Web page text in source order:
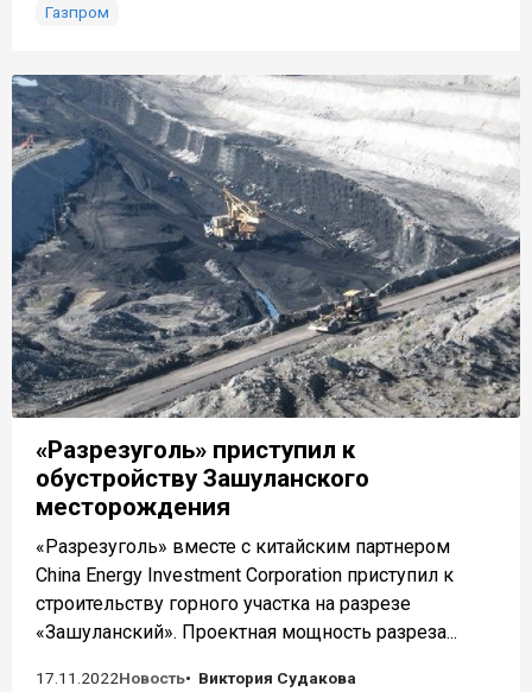
Газпром
«Разрезуголь» приступил к
обустройству Зашуланского
месторождения
«Разрезуголь» вместе с китайским партнером
China Energy Investment Corporation приступил к
строительству горного участка на разрезе
«Зашуланский». Проектная мощность разреза...
17.11.2022Новость
Виктория Судакова